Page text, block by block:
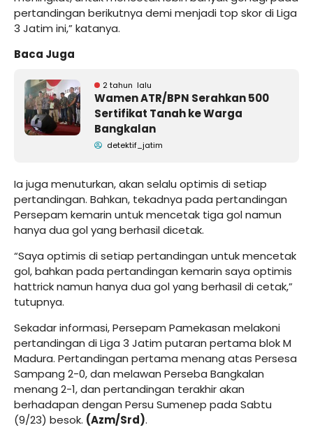
pertandingan berikutnya demi menjadi top skor di Liga
3 Jatim ini,” katanya.
Baca Juga
2 tahun lalu
Wamen ATR/BPN Serahkan 500
Sertifikat Tanah ke Warga
Bangkalan
detektif_jatim
Ia juga menuturkan, akan selalu optimis di setiap
pertandingan. Bahkan, tekadnya pada pertandingan
Persepam kemarin untuk mencetak tiga gol namun
hanya dua gol yang berhasil dicetak.
“Saya optimis di setiap pertandingan untuk mencetak
gol, bahkan pada pertandingan kemarin saya optimis
hattrick namun hanya dua gol yang berhasil di cetak,”
tutupnya.
Sekadar informasi, Persepam Pamekasan melakoni
pertandingan di Liga 3 Jatim putaran pertama blok M
Madura. Pertandingan pertama menang atas Persesa
Sampang 2-0, dan melawan Perseba Bangkalan
menang 2-1, dan pertandingan terakhir akan
berhadapan dengan Persu Sumenep pada Sabtu
(9/23) besok. (Azm/Srd).